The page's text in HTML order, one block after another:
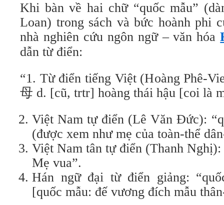
Khi bàn về hai chữ “quốc mẫu”
Loan) trong sách và bức hoành phi
nhà nghiên cứu ngôn ngữ – văn hóa
dẫn từ điển:
“1. Từ điển tiếng Việt (Hoàng Phê-
母 d. [cũ, trtr] hoàng thái hậu [coi là
Việt Nam tự điển (Lê Văn Đức):
(được xem như mẹ của toàn-thể
Việt Nam tân tự điển (Thanh Nghị):
Mẹ vua”.
Hán ngữ đại từ điển giảng:
[quốc mẫu: đế vương đích mẫu